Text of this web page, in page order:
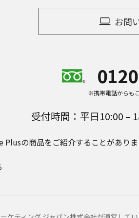
お問
※携帯電話からも
受付時間：平日10:00 –
Plusの商品をご紹介することがありま